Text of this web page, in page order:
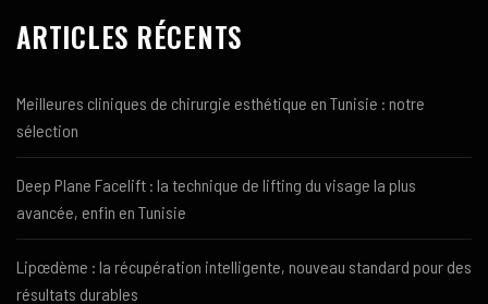
ARTICLES RÉCENTS
Meilleures cliniques de chirurgie esthétique en Tunisie : notre
sélection
Deep Plane Facelift : la technique de lifting du visage la plus
avancée, enfin en Tunisie
Lipœdème : la récupération intelligente, nouveau standard pour des
résultats durables